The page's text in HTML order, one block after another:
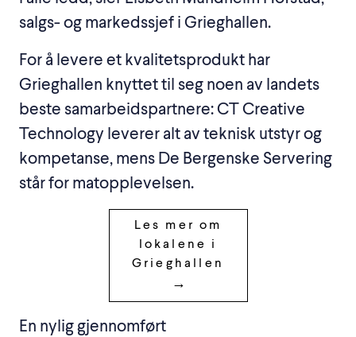
salgs- og markedssjef i Grieghallen.
For å levere et kvalitetsprodukt har
Grieghallen knyttet til seg noen av landets
beste samarbeidspartnere: CT Creative
Technology leverer alt av teknisk utstyr og
kompetanse, mens De Bergenske Servering
står for matopplevelsen.
Les mer om
lokalene i
Grieghallen
En nylig gjennomført